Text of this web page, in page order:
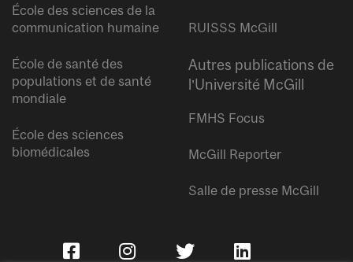
École des sciences de la
communication humaine
École de santé des
populations et de santé
mondiale
École des sciences
biomédicales
RUISSS McGill
Autres publications de
l’Université McGill
FMHS Focus
McGill Reporter
Salle de presse McGill